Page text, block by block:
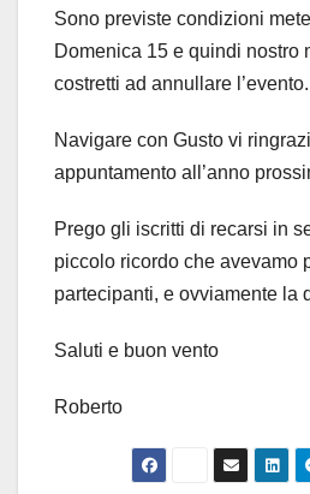
Sono previste condizioni
Domenica 15 e quindi nostro
costretti ad annullare l’evento.
Navigare con Gusto vi
appuntamento all’anno
Prego gli iscritti di recarsi in
piccolo ricordo che avevamo
partecipanti, e ovviamente la
Saluti e buon vento
Roberto